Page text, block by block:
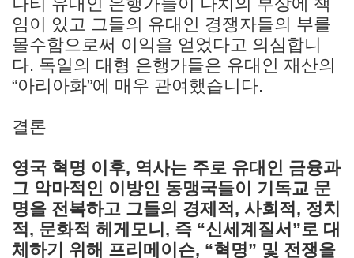
임이 있고 그들의 유대인 경쟁자들의 부를
몰수함으로써 이익을 얻었다고 의심합니
다. 독일의 대형 은행가들은 유대인 재산의
“아리아화”에 매우 관여했습니다.
결론
영국 혁명 이후, 역사는 주로 유대인 금융과
그 악마적인 이방인 동맹국들이 기독교 문
명을 전복하고 그들의 경제적, 사회적, 정치
적, 문화적 헤게모니, 즉 “신세계질서”로 대
체하기 위해 프리메이슨, “혁명” 및 전쟁을